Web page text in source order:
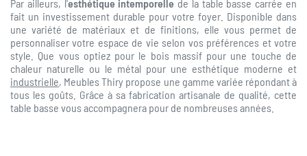
Par ailleurs, l'esthétique intemporelle de la table basse carrée en
fait un investissement durable pour votre foyer. Disponible dans
une variété de matériaux et de finitions, elle vous permet de
personnaliser votre espace de vie selon vos préférences et votre
style. Que vous optiez pour le bois massif pour une touche de
chaleur naturelle ou le métal pour une esthétique moderne et
industrielle, Meubles Thiry propose une gamme variée répondant à
tous les goûts. Grâce à sa fabrication artisanale de qualité, cette
table basse vous accompagnera pour de nombreuses années.